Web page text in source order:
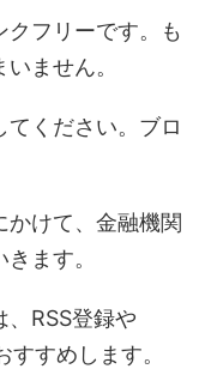
フリーです。も
ません。
てください。ブロ
かけて、金融機関
ます。
RSS登録や
すめします。